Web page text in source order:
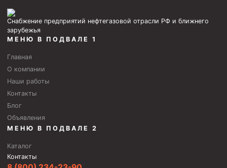
Снабжение предприятий нефтегазовой отрасли РФ и ближнего
зарубежья
МЕНЮ В ПОДВАЛЕ 1
Главная
О компании
Наши работы
Контакты
Блог
Объявления
МЕНЮ В ПОДВАЛЕ 2
Каталог
Контакты